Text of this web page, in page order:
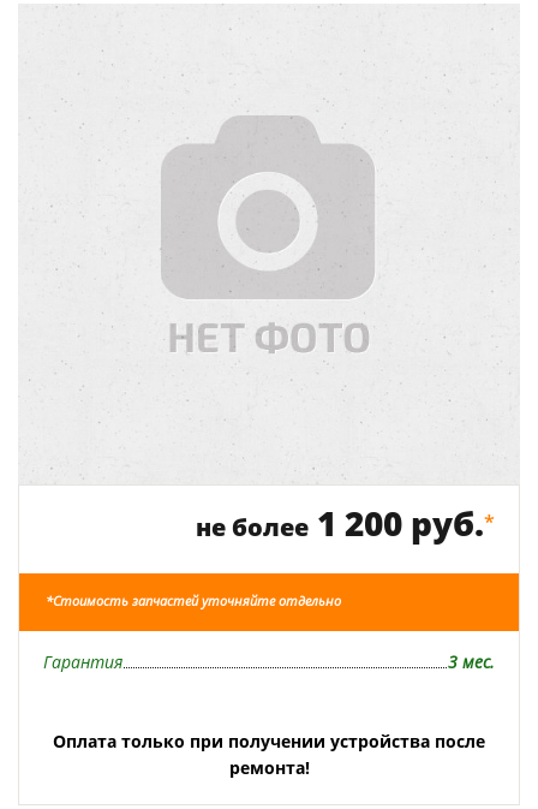
не более 1 200 руб.*
*Стоимость запчастей уточняйте отдельно
Гарантия 3 мес.
Оплата только при получении устройства после
ремонта!